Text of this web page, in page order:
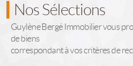
Nos Sélections
Guylène Bergé Immobilier vous
de biens
correspondant à vos critères de